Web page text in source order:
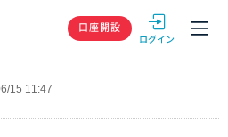
GMOクリック
口座開設
15 11:47